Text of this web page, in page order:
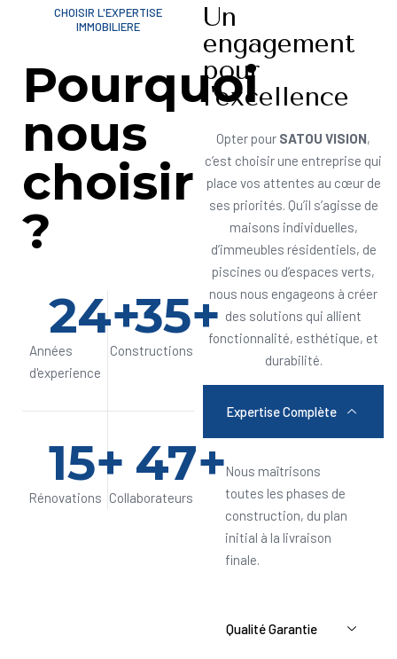
CHOISIR L'EXPERTISE
IMMOBILIERE
Pourquoi
nous
choisir
?
Années
d'experience
24+
Constructions
35+
Rénovations
15+
Collaborateurs
47+
Un
engagement
pour
l'excellence
Opter pour SATOU VISION,
c’est choisir une entreprise qui
place vos attentes au cœur de
ses priorités. Qu’il s’agisse de
maisons individuelles,
d’immeubles résidentiels, de
piscines ou d’espaces verts,
nous nous engageons à créer
des solutions qui allient
fonctionnalité, esthétique, et
durabilité.
Expertise Complète
Nous maîtrisons
toutes les phases de
construction, du plan
initial à la livraison
finale.
Qualité Garantie